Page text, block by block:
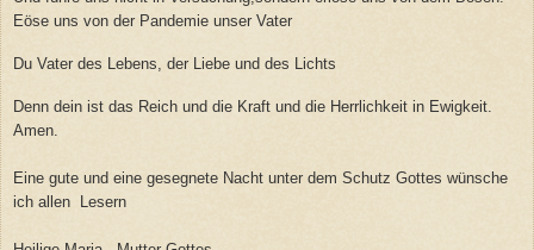
Eöse uns von der Pandemie unser Vater
Du Vater des Lebens, der Liebe und des Lichts
Denn dein ist das Reich und die Kraft und die Herrlichkeit in Ewigkeit.
Amen.
Eine gute und eine gesegnete Nacht unter dem Schutz Gottes wünsche
ich allen Lesern